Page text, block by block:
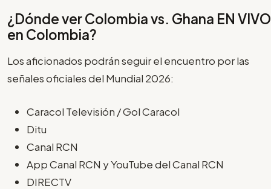
¿Dónde ver Colombia vs. Ghana EN VIVO
en Colombia?
Los aficionados podrán seguir el encuentro por las
señales oficiales del Mundial 2026:
Caracol Televisión / Gol Caracol
Ditu
Canal RCN
App Canal RCN y YouTube del Canal RCN
DIRECTV